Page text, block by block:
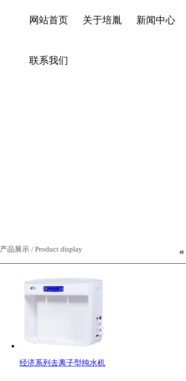
网站首页 关于培胤 新闻中心
联系我们
产品展示 / Product display
经济系列去离子型纯水机